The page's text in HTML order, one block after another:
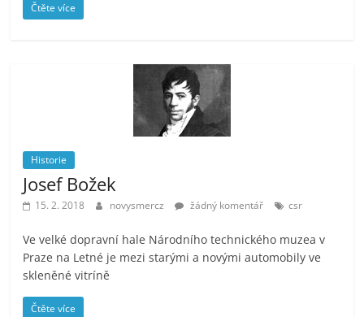
Čtěte více
Historie
Josef Božek
15. 2. 2018 novysmercz žádný komentář csr
Ve velké dopravní hale Národního technického muzea v
Praze na Letné je mezi starými a novými automobily ve
skleněné vitríně
Čtěte více